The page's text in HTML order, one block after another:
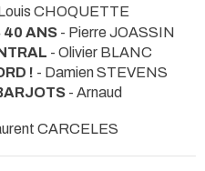
CHOQUETTE
40 ANS - Pierre JOASSIN
- Olivier BLANC
! - Damien STEVENS
- Arnaud
CARCELES